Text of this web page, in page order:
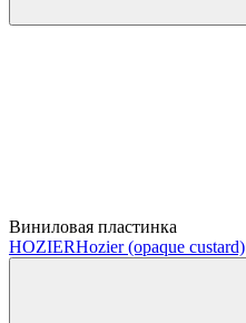
Виниловая пластинка
HOZIERHozier (opaque custard)